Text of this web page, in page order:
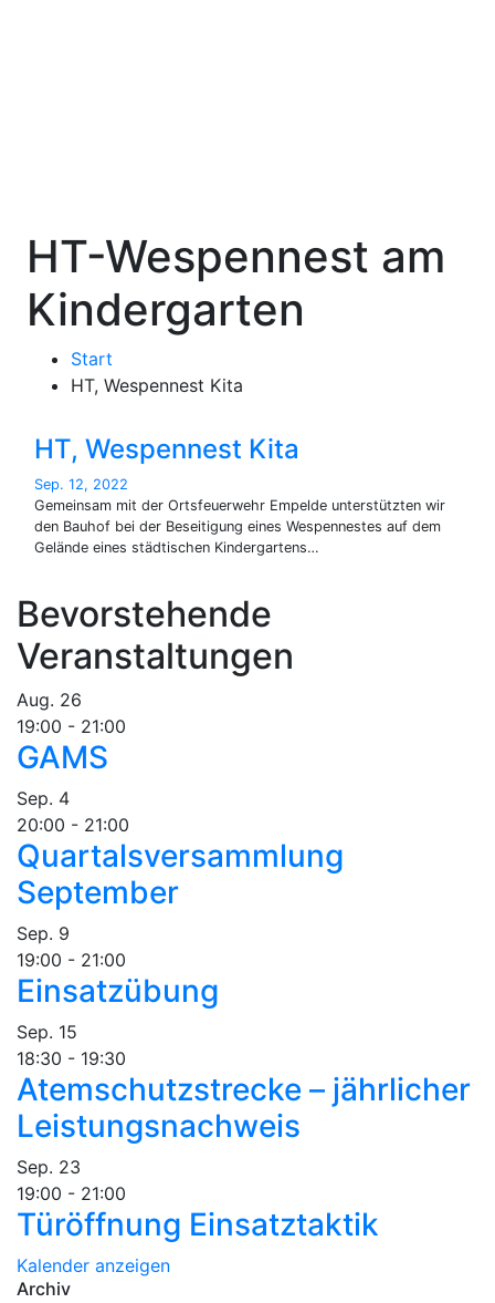
HT-Wespennest am
Kindergarten
Start
HT, Wespennest Kita
HT, Wespennest Kita
Sep. 12, 2022
Gemeinsam mit der Ortsfeuerwehr Empelde unterstützten wir
den Bauhof bei der Beseitigung eines Wespennestes auf dem
Gelände eines städtischen Kindergartens…
Bevorstehende
Veranstaltungen
Aug. 26
19:00 - 21:00
GAMS
Sep. 4
20:00 - 21:00
Quartalsversammlung
September
Sep. 9
19:00 - 21:00
Einsatzübung
Sep. 15
18:30 - 19:30
Atemschutzstrecke – jährlicher
Leistungsnachweis
Sep. 23
19:00 - 21:00
Türöffnung Einsatztaktik
Kalender anzeigen
Archiv